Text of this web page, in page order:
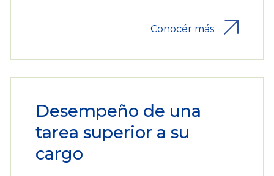
Conocér más
Desempeño de una
tarea superior a su
cargo